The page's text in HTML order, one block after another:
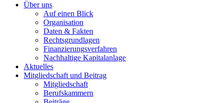
Über uns
Auf einen Blick
Organisation
Daten & Fakten
Rechtsgrundlagen
Finanzierungsverfahren
Nachhaltige Kapitalanlage
Aktuelles
Mitgliedschaft und Beitrag
Mitgliedschaft
Berufskammern